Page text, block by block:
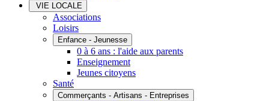
VIE LOCALE
Associations
Loisirs
Enfance - Jeunesse
0 à 6 ans : l'aide aux parents
Enseignement
Jeunes citoyens
Santé
Commerçants - Artisans - Entreprises